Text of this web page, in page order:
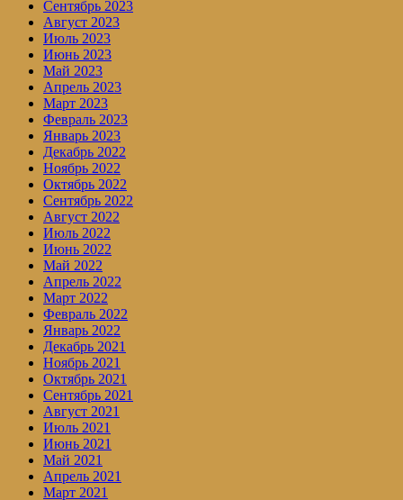
Сентябрь 2023
Август 2023
Июль 2023
Июнь 2023
Май 2023
Апрель 2023
Март 2023
Февраль 2023
Январь 2023
Декабрь 2022
Ноябрь 2022
Октябрь 2022
Сентябрь 2022
Август 2022
Июль 2022
Июнь 2022
Май 2022
Апрель 2022
Март 2022
Февраль 2022
Январь 2022
Декабрь 2021
Ноябрь 2021
Октябрь 2021
Сентябрь 2021
Август 2021
Июль 2021
Июнь 2021
Май 2021
Апрель 2021
Март 2021